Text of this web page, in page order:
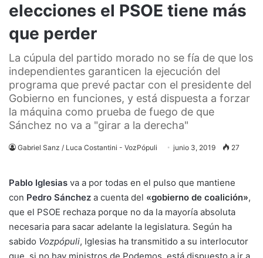
elecciones el PSOE tiene más
que perder
La cúpula del partido morado no se fía de que los
independientes garanticen la ejecución del
programa que prevé pactar con el presidente del
Gobierno en funciones, y está dispuesta a forzar
la máquina como prueba de fuego de que
Sánchez no va a "girar a la derecha"
Gabriel Sanz / Luca Costantini - VozPópuli junio 3, 2019 27
Pablo Iglesias va a por todas en el pulso que mantiene
con Pedro Sánchez a cuenta del «gobierno de coalición»,
que el PSOE rechaza porque no da la mayoría absoluta
necesaria para sacar adelante la legislatura. Según ha
sabido Vozpópuli, Iglesias ha transmitido a su interlocutor